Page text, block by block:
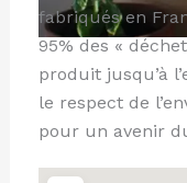
fabriqués en
95% des «
produit jusqu’à
le respect de
pour un avenir